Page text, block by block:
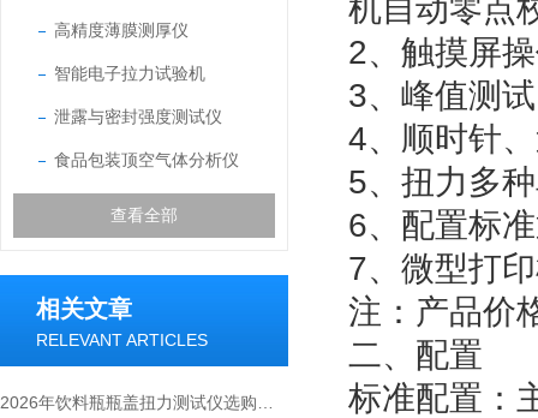
高精度薄膜测厚仪
智能电子拉力试验机
泄露与密封强度测试仪
食品包装顶空气体分析仪
查看全部
相关文章
RELEVANT ARTICLES
机自动零点
2、触摸屏
3、峰值测
4、顺时针
5、扭力多
6、配置标
7、微型打
注：产品价
二、配置
标准配置：